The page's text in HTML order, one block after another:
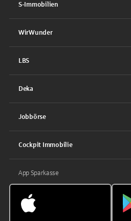
S-Immobilien
WirWunder
LBS
Deka
Jobbörse
Cockpit Immobilie
App Sparkasse